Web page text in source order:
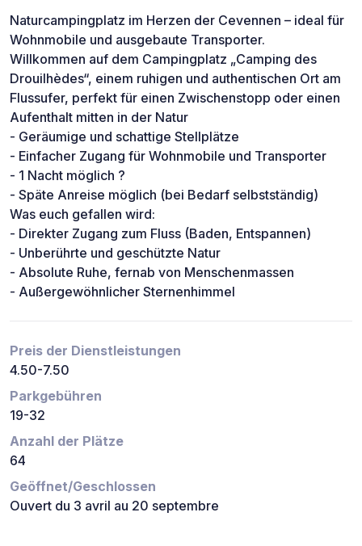
Naturcampingplatz im Herzen der Cevennen – ideal für
Wohnmobile und ausgebaute Transporter.
Willkommen auf dem Campingplatz „Camping des
Drouilhèdes“, einem ruhigen und authentischen Ort am
Flussufer, perfekt für einen Zwischenstopp oder einen
Aufenthalt mitten in der Natur
- Geräumige und schattige Stellplätze
- Einfacher Zugang für Wohnmobile und Transporter
- 1 Nacht möglich ?
- Späte Anreise möglich (bei Bedarf selbstständig)
Was euch gefallen wird:
- Direkter Zugang zum Fluss (Baden, Entspannen)
- Unberührte und geschützte Natur
- Absolute Ruhe, fernab von Menschenmassen
- Außergewöhnlicher Sternenhimmel
Preis der Dienstleistungen
4.50-7.50
Parkgebühren
19-32
Anzahl der Plätze
64
Geöffnet/Geschlossen
Ouvert du 3 avril au 20 septembre